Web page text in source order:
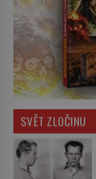
SVĚT ZLOČINU